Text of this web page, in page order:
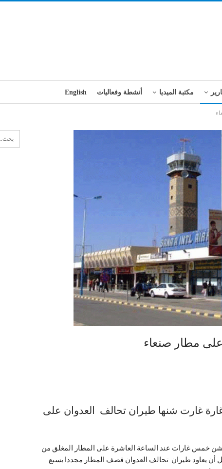
مكتبة الميديا أنشطة وفعاليات English
غارت شنها طيران تحالف العدوان على
خمس غارات عند الساعة العاشرة على المطار المغلق من
أن يعاود طيران تحالف العدوان قصف المطار مجددا بسبع